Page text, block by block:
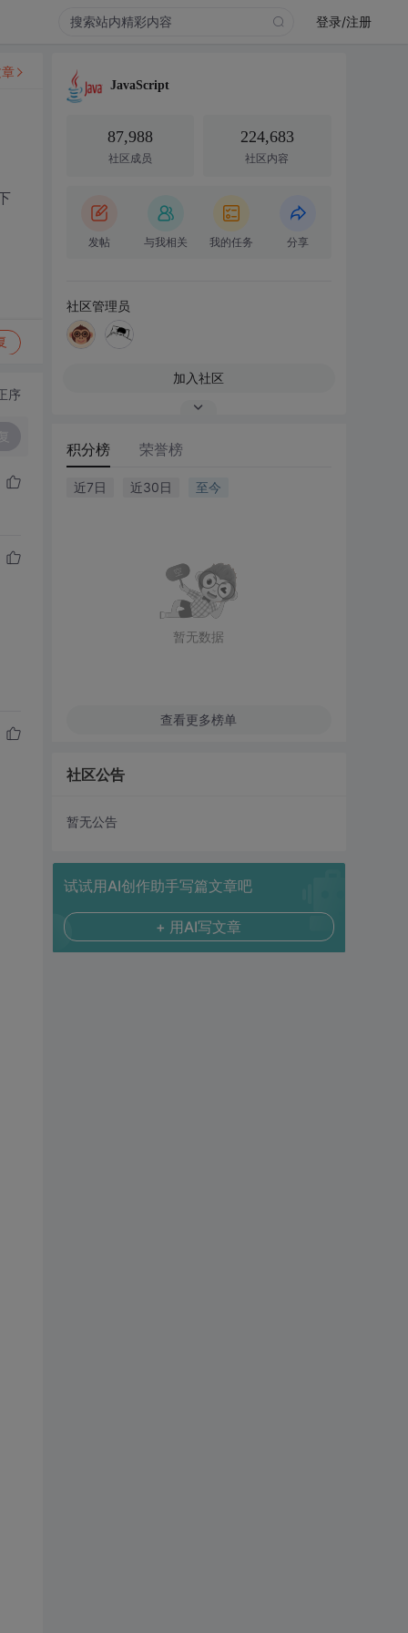
登录/注册
序
JavaScript
87,988
社区成员
224,683
社区内容
发帖 与我相关 我的任务 分享
社区管理员
加入社区
积分榜 荣誉榜
近7日 近30日 至今
暂无数据
查看更多榜单
社区公告
暂无公告
试试用AI创作助手写篇文章吧
+ 用AI写文章